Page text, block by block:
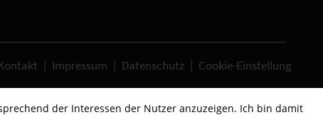
| Impressum | Datenschutz | Cookie-Einstellung
der Interessen der Nutzer anzuzeigen. Ich bin damit